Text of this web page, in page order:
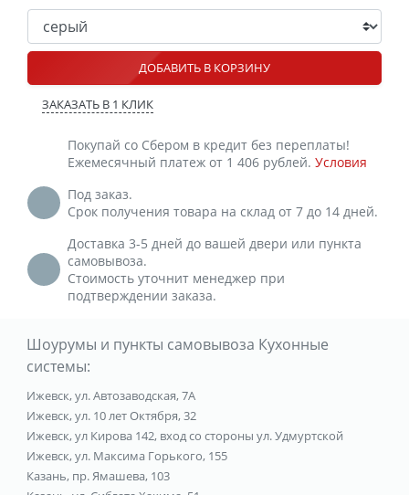
ДОБАВИТЬ В КОРЗИНУ
ЗАКАЗАТЬ В 1 КЛИК
Покупай со Сбером в кредит без переплаты!
Ежемесячный платеж от 1 406 рублей. Условия
Под заказ.
Срок получения товара на склад от 7 до 14 дней.
Доставка 3-5 дней до вашей двери или пункта
самовывоза.
Стоимость уточнит менеджер при
подтверждении заказа.
Шоурумы и пункты самовывоза Кухонные
системы:
Ижевск, ул. Автозаводская, 7А
Ижевск, ул. 10 лет Октября, 32
Ижевск, ул Кирова 142, вход со стороны ул. Удмуртской
Ижевск, ул. Максима Горького, 155
Казань, пр. Ямашева, 103